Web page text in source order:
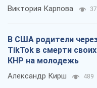
Виктория Карпова
В США родители
TikTok в смерти
КНР на молодежь
Александр Кирш 489